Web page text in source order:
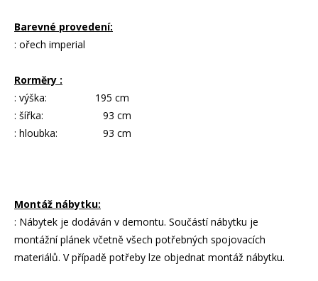
Barevné provedení:
: ořech imperial
Rorměry :
: výška: 195 cm
: šířka: 93 cm
: hloubka: 93 cm
Montáž nábytku:
: Nábytek je dodáván v demontu. Součástí nábytku je
montážní plánek včetně všech potřebných spojovacích
materiálů. V případě potřeby lze objednat montáž nábytku.